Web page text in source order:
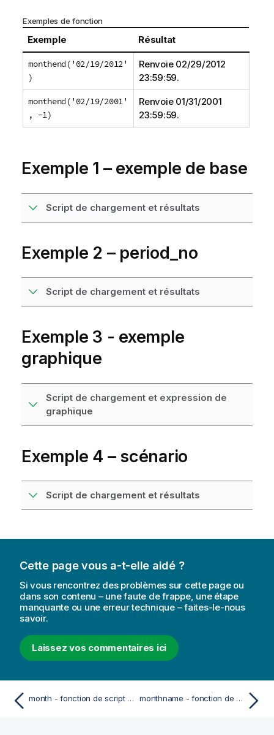
Exemples de fonction
Exemple Résultat
monthend('02/19/2012'
)
Renvoie 02/29/2012
23:59:59.
monthend('02/19/2001'
, -1)
Renvoie 01/31/2001
23:59:59.
Exemple 1 – exemple de base
Script de chargement et résultats
Exemple 2 – period_no
Script de chargement et résultats
Exemple 3 - exemple
graphique
Script de chargement et expression de
graphique
Exemple 4 – scénario
Script de chargement et résultats
Cette page vous a-t-elle aidé ?
Si vous rencontrez des problèmes sur cette page ou
dans son contenu – une faute de frappe, une étape
manquante ou une erreur technique – faites-le-nous
savoir.
Laissez vos commentaires ici
month - fonction de script et fonction de graphique monthname - fonction de script et fonction de graphique